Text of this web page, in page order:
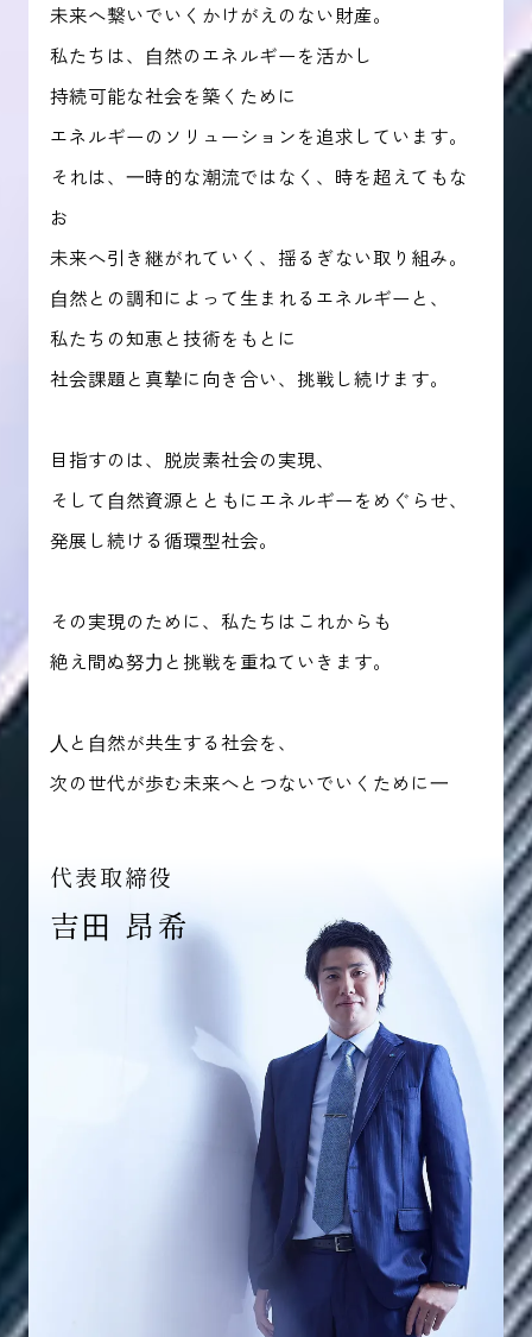
未来へ繋いでいくかけがえのない財産。
私たちは、⾃然のエネルギーを活かし
持続可能な社会を築くために
エネルギーのソリューションを追求しています。
それは、⼀時的な潮流ではなく、時を超えてもな
お
未来へ引き継がれていく、揺るぎない取り組み。
⾃然との調和によって生まれるエネルギーと、
私たちの知恵と技術をもとに
社会課題と真摯に向き合い、挑戦し続けます。
目指すのは、脱炭素社会の実現、
そして⾃然資源とともにエネルギーをめぐらせ、
発展し続ける循環型社会。
その実現のために、私たちはこれからも
絶え間ぬ努⼒と挑戦を重ねていきます。
⼈と⾃然が共生する社会を、
次の世代が歩む未来へとつないでいくために⼀
代表取締役
吉⽥ 昂希